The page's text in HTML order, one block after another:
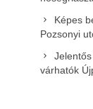
Képes
Pozsonyi
várhatók